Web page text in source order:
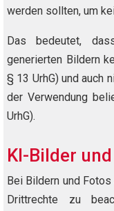
werden sollten, um
Das bedeutet,
generierten Bildern
§ 13 UrhG) und auch
der Verwendung
UrhG).
KI-Bilder
Bei Bildern und
Drittrechte zu